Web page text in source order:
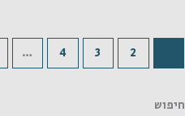
2
3
4
…
חיפוש